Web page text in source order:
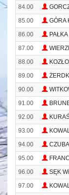
84.00
85.00
GÓRA
86.00
87.00
88.00
89.00
90.00
91.00
92.00
93.00
94.00
95.00
96.00 SĘK
97.00